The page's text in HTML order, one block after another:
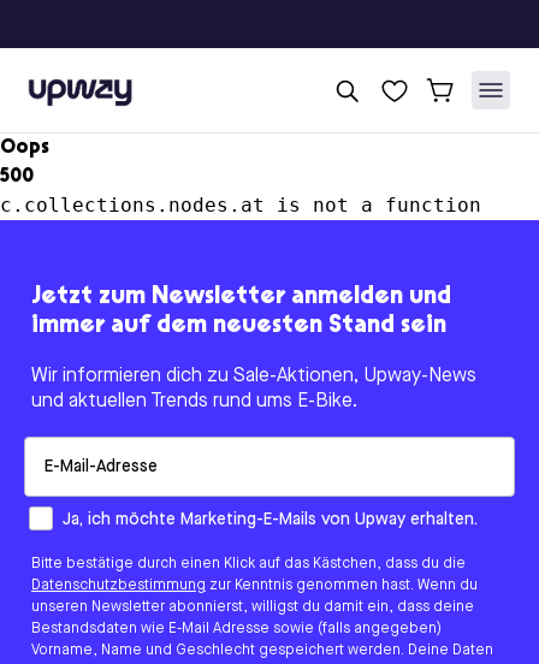
Upway
Oops
500
c.collections.nodes.at is not a function
Jetzt zum Newsletter anmelden und
immer auf dem neuesten Stand sein
Wir informieren dich zu Sale-Aktionen, Upway-News
und aktuellen Trends rund ums E-Bike.
How would you like to hear from us?
Ja, ich möchte Marketing-E-Mails von Upway erhalten.
Bitte bestätige durch einen Klick auf das Kästchen, dass du die
Datenschutzbestimmung zur Kenntnis genommen hast. Wenn du
unseren Newsletter abonnierst, willigst du damit ein, dass deine
Bestandsdaten wie E-Mail Adresse sowie (falls angegeben)
Vorname, Name und Geschlecht gespeichert werden. Deine Daten